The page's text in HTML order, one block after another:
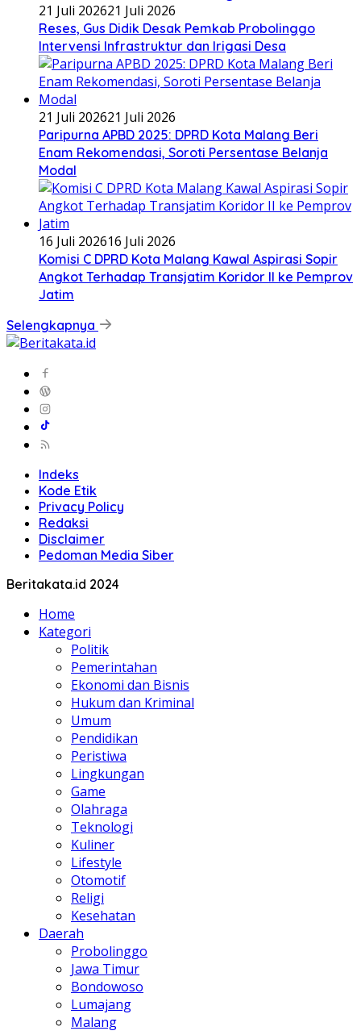
21 Juli 202621 Juli 2026
Reses, Gus Didik Desak Pemkab Probolinggo
Intervensi Infrastruktur dan Irigasi Desa
21 Juli 202621 Juli 2026
Paripurna APBD 2025: DPRD Kota Malang Beri
Enam Rekomendasi, Soroti Persentase Belanja
Modal
16 Juli 202616 Juli 2026
Komisi C DPRD Kota Malang Kawal Aspirasi Sopir
Angkot Terhadap Transjatim Koridor II ke Pemprov
Jatim
Selengkapnya
Indeks
Kode Etik
Privacy Policy
Redaksi
Disclaimer
Pedoman Media Siber
Beritakata.id 2024
Home
Kategori
Politik
Pemerintahan
Ekonomi dan Bisnis
Hukum dan Kriminal
Umum
Pendidikan
Peristiwa
Lingkungan
Game
Olahraga
Teknologi
Kuliner
Lifestyle
Otomotif
Religi
Kesehatan
Daerah
Probolinggo
Jawa Timur
Bondowoso
Lumajang
Malang